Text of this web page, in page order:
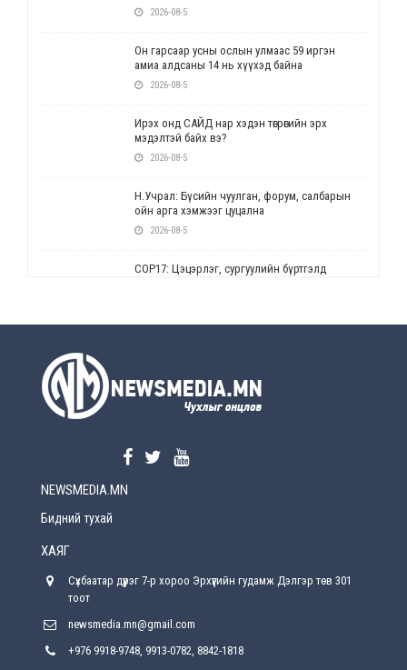
2026-08-5
Он гарсаар усны ослын улмаас 59 иргэн
амиа алдсаны 14 нь хүүхэд байна
2026-08-5
Ирэх онд САЙД нар хэдэн төгрөгийн эрх
мэдэлтэй байх вэ?
2026-08-5
Н.Учрал: Бүсийн чуулган, форум, салбарын
ойн арга хэмжээг цуцална
2026-08-5
СОР17: Цэцэрлэг, сургуулийн бүртгэлд
2026-08-5
2026-08-5
хүрсэн өгөөжөөрөө ажлаа үнэлж, хэрэгжилтээ
Улсын онцгой комисс өвөлжилтийн бэлтгэл,
NEWSMEDIA.MN
Бидний тухай
ХАЯГ
Сүхбаатар дүүрэг 7-р хороо Эрхүүгийн гудамж Дэлгэр төв 301
тоот
newsmedia.mn@gmail.com
+976 9918-9748, 9913-0782, 8842-1818